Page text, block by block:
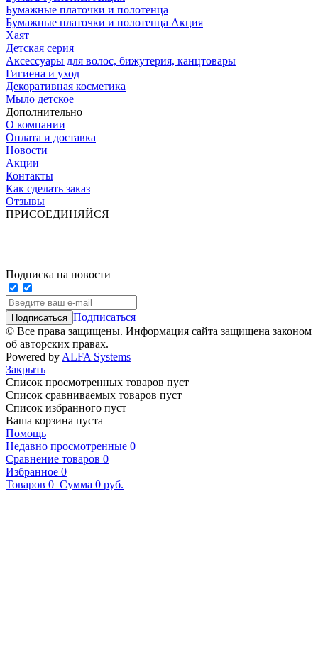
Бумажные платочки и полотенца
Бумажные платочки и полотенца Акция
Хаят
Детская серия
Аксессуары для волос, бижутерия, канцтовары
Гигиена и уход
Декоративная косметика
Мыло детское
Дополнительно
О компании
Оплата и доставка
Новости
Акции
Контакты
Как сделать заказ
Отзывы
ПРИСОЕДИНЯЙСЯ
Подписка на новости
Подписаться
© Все права защищены. Информация сайта защищена законом
об авторских правах.
Powered byALFA Systems
Закрыть
Список просмотренных товаров пуст
Список сравниваемых товаров пуст
Список избранного пуст
Ваша корзина пуста
Помощь
Недавно просмотренные 0
Сравнение товаров 0
Избранное 0
Товаров 0 Сумма 0 руб.